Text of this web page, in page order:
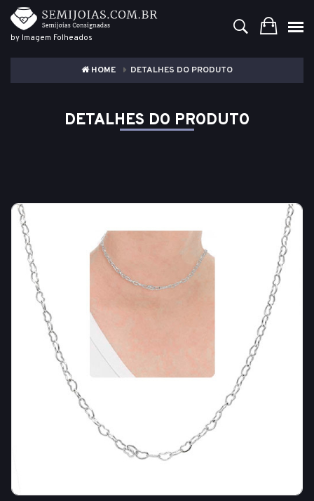
by Imagem Folheados
HOME DETALHES DO PRODUTO
DETALHES DO PRODUTO